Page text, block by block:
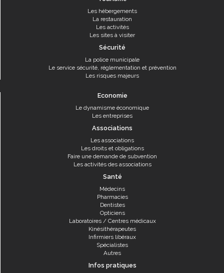
Les hébergements
La restauration
Les activités
Les sites à visiter
Sécurité
La police municipale
Le service sécurité, réglementation et prévention
Les risques majeurs
Economie
Le dynamisme économique
Les entreprises
Associations
Les associations
Les droits et obligations
Faire une demande de subvention
Les activités des associations
Santé
Médecins
Pharmacies
Dentistes
Opticiens
Laboratoires / Centres médicaux
Kinésithérapeutes
Infirmiers libéraux
Spécialistes
Autres
Infos pratiques